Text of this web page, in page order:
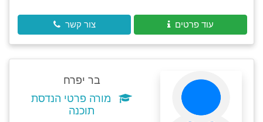
עוד פרטים צור קשר
בר יפרח
מורה פרטי הנדסת
תוכנה